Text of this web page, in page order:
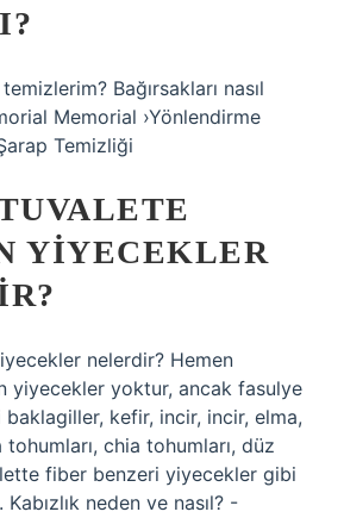
temizlerim? Bağırsakları nasıl
Memorial ›Yönlendirme
Temizliği
YIYECEKLER
nelerdir? Hemen
yiyecekler yoktur, ancak fasulye
kefir, incir, incir, elma,
chia tohumları, düz
fiber benzeri yiyecekler gibi
neden ve nasıl? -